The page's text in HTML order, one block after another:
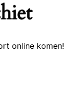
online komen!